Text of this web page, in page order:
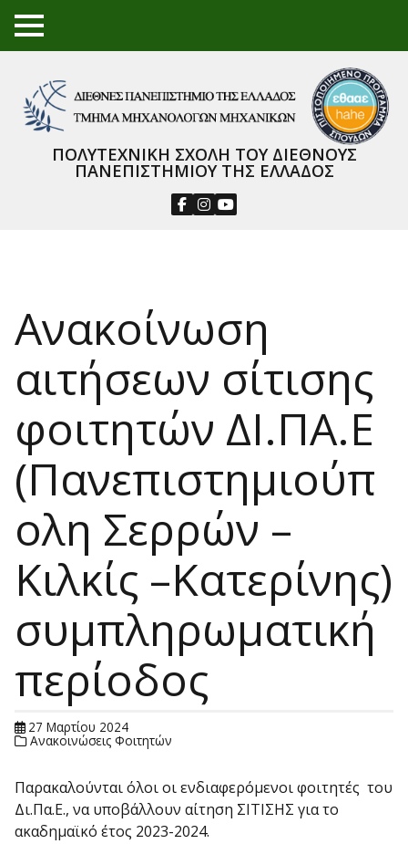
TO
GGL
NU
ΠΟΛΥΤΕΧΝΙΚΗ ΣΧΟΛΗ ΤΟΥ ΔΙΕΘΝΟΥΣ
ΠΑΝΕΠΙΣΤΗΜΙΟΥ ΤΗΣ ΕΛΛΑΔΟΣ
Ανακοίνωση
αιτήσεων σίτισης
φοιτητών ΔΙ.ΠΑ.Ε
(Πανεπιστημιούπ
ολη Σερρών –
Κιλκίς –Κατερίνης)
συμπληρωματική
περίοδος
27 Μαρτίου 2024
Ανακοινώσεις Φοιτητών
Παρακαλούνται όλοι οι ενδιαφερόμενοι φοιτητές του
Δι.Πα.Ε., να υποβάλλουν αίτηση ΣΙΤΙΣΗΣ για το
ακαδημαϊκό έτος 2023-2024.